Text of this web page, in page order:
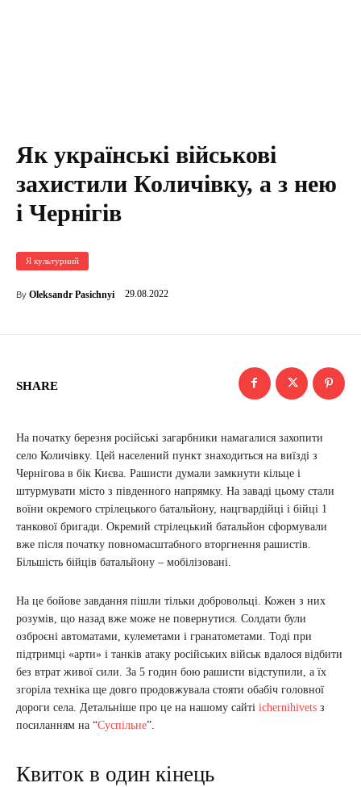
Як українські військові
захистили Количівку, а з нею
і Чернігів
Я культурний
By Oleksandr Pasichnyi 29.08.2022
SHARE
На початку березня російські загарбники намагалися захопити
село Количівку. Цей населений пункт знаходиться на виїзді з
Чернігова в бік Києва. Рашисти думали замкнути кільце і
штурмувати місто з південного напрямку. На заваді цьому стали
воїни окремого стрілецького батальйону, нацгвардійці і бійці 1
танкової бригади. Окремий стрілецький батальйон сформували
вже після початку повномасштабного вторгнення рашистів.
Більшість бійців батальйону – мобілізовані.
На це бойове завдання пішли тільки добровольці. Кожен з них
розумів, що назад вже може не повернутися. Солдати були
озброєні автоматами, кулеметами і гранатометами. Тоді при
підтримці «арти» і танків атаку російських військ вдалося відбити
без втрат живої сили. За 5 годин бою рашисти відступили, а їх
згоріла техніка ще довго продовжувала стояти обабіч головної
дороги села. Детальніше про це на нашому сайті ichernihivets з
посиланням на “Суспільне”.
Квиток в один кінець